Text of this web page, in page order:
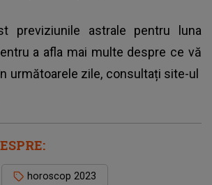
previziunile astrale pentru luna
a afla mai multe despre ce vă
următoarele zile, consultați site-ul
horoscop 2023